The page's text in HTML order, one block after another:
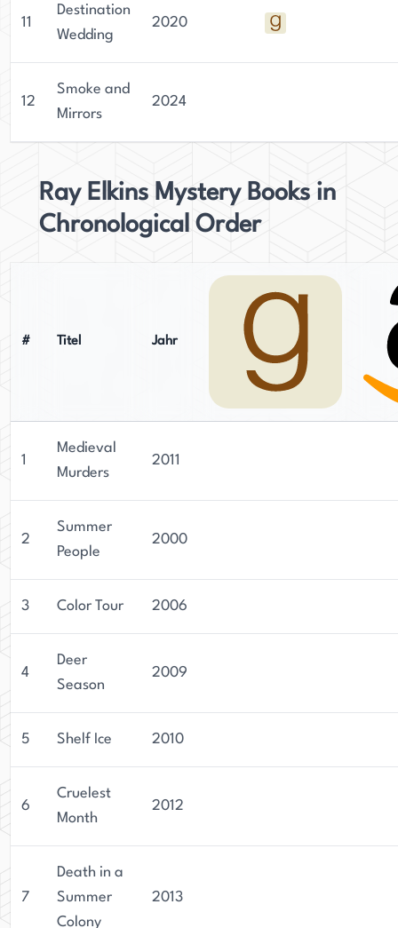
11
Destination
Wedding
2020
12
Smoke and
Mirrors
2024
Ray Elkins Mystery Books in
Chronological Order
# Titel Jahr
1
Medieval
Murders
2011
2
Summer
People
2000
3 Color Tour 2006
4
Deer
Season
2009
5 Shelf Ice 2010
6
Cruelest
Month
2012
7
Death in a
Summer
Colony
2013